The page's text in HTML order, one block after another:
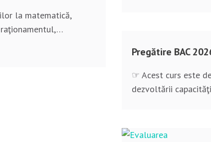
la matematică,
Pregătire BAC
☞ Acest curs este
dezvoltării